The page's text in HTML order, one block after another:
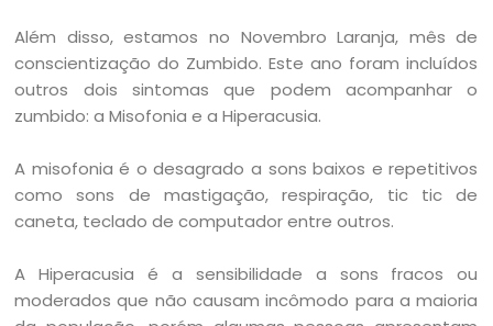
Além disso, estamos no Novembro Laranja, mês de
conscientização do Zumbido. Este ano foram incluídos
outros dois sintomas que podem acompanhar o
zumbido: a Misofonia e a Hiperacusia.
A misofonia é o desagrado a sons baixos e repetitivos
como sons de mastigação, respiração, tic tic de
caneta, teclado de computador entre outros.
A Hiperacusia é a sensibilidade a sons fracos ou
moderados que não causam incômodo para a maioria